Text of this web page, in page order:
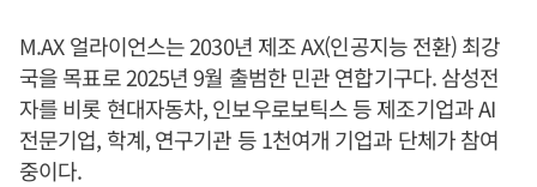
M.AX 얼라이언스는 2030년 제조 AX(인공지능 전환) 최강
국을 목표로 2025년 9월 출범한 민관 연합기구다. 삼성전
자를 비롯 현대자동차, 인보우로보틱스 등 제조기업과 AI
전문기업, 학계, 연구기관 등 1천여개 기업과 단체가 참여
중이다.